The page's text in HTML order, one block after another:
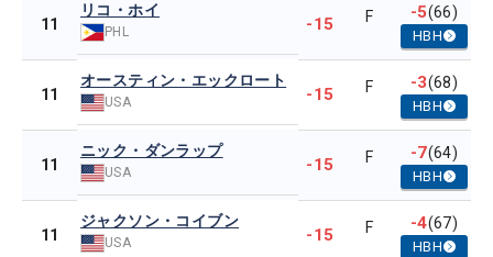
11
リコ・ホイ
PHL -15 F -5(66)
HBH
11
オースティン・エックロート
USA -15 F -3(68)
HBH
11
ニック・ダンラップ
USA -15 F -7(64)
HBH
11
ジャクソン・コイブン
USA -15 F -4(67)
HBH